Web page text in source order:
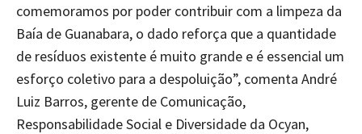
comemoramos por poder contribuir com a limpeza da
Baía de Guanabara, o dado reforça que a quantidade
de resíduos existente é muito grande e é essencial um
esforço coletivo para a despoluição”, comenta André
Luiz Barros, gerente de Comunicação,
Responsabilidade Social e Diversidade da Ocyan,